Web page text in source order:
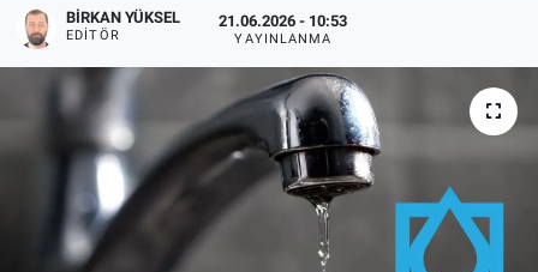
BIRKAN YÜKSEL
EDITÖR
21.06.2026 - 10:53
YAYINLANMA